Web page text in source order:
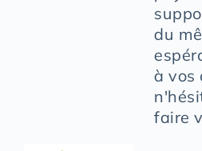
du
à vos
faire